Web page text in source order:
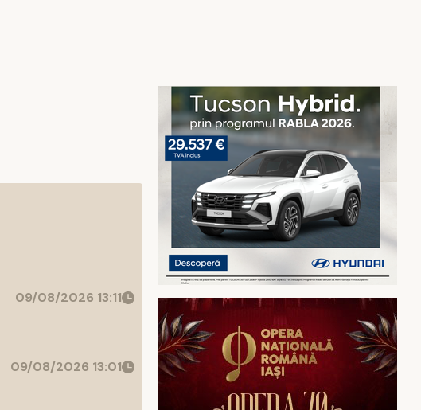
09/08/2026 13:11
09/08/2026 13:01